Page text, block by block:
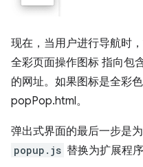
现在，当用户进行导航时
全彩页面操作图标 指向包
的网址。如果图标是全彩
popPop.html。
弹出式界面的最后一步是
popup.js 替换为扩展程序